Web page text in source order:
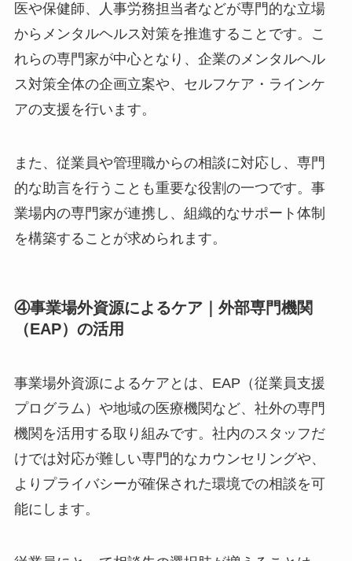
医や保健師、人事労務担当者などが専門的な立場
からメンタルヘルス対策を推進することです。こ
れらの専門家が中心となり、企業のメンタルヘル
ス対策全体の企画立案や、セルフケア・ラインケ
アの支援を行います。
また、従業員や管理職からの相談に対応し、専門
的な助言を行うことも重要な役割の一つです。事
業場内の専門家が連携し、組織的なサポート体制
を構築することが求められます。
④事業場外資源によるケア｜外部専門機関
（EAP）の活用
事業場外資源によるケアとは、EAP（従業員支援
プログラム）や地域の医療機関など、社外の専門
機関を活用する取り組みです。社内のスタッフだ
けでは対応が難しい専門的なカウンセリングや、
よりプライバシーが確保された環境での相談を可
能にします。
CLOSE